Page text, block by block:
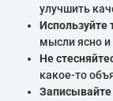
улучшить
мысли ясно и
Не
какое-то